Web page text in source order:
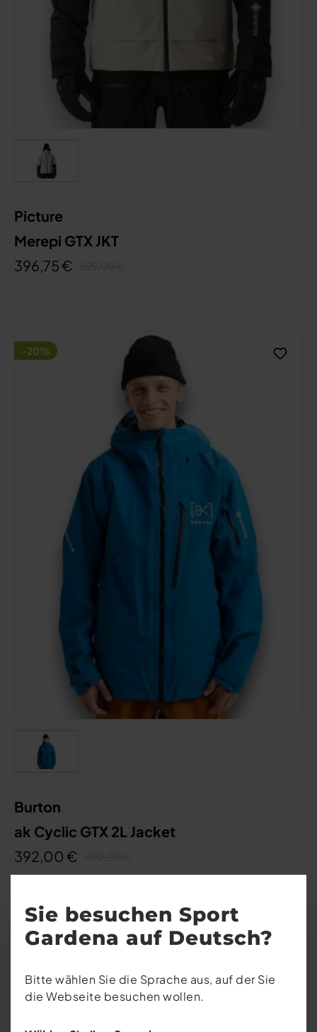
Sie besuchen Sport
Gardena auf Deutsch?
Bitte wählen Sie die Sprache aus, auf der Sie
die Webseite besuchen wollen.
Picture
Merepi GTX JKT
396,75 €
-20%
Burton
ak Cyclic GTX 2L Jacket
392,00 €
-20%
Diese Website verwendet Cookies, um eine
bestmögliche Erfahrung bieten zu können.